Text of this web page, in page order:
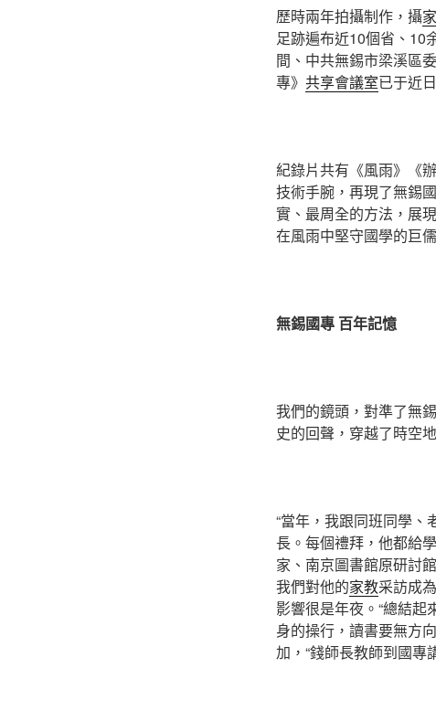
歷時兩年拍攝制作，攝
足跡遍布近10個省、10
間、中共無錫市梁溪區
專》 共享會議室已于近
紀錄片共有《風雨》《
技術手腕，再現了無錫
實、最周全的方法，展
在風雨中堅守國學的巨
無錫國專 百年記憶
我們的鏡頭，對準了無
史的回聲，穿越了時空
“當年，我跟同班同學
長。每個禮拜，他都給
家、南京圖書館原研討
我們對他的家教采訪成
影響很是年夜。“總結起
身的操行，讀書要無方
加，“錢師長教師到國專